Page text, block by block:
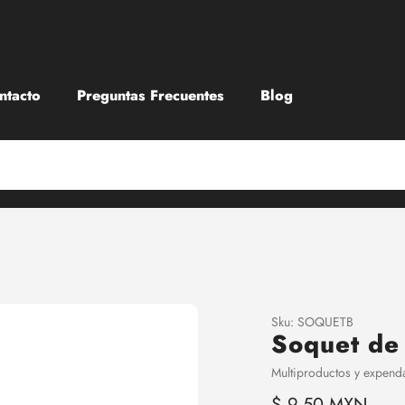
Preguntas Frecuentes Blog
Sku: SOQUETB
Soquet
Vendedora
Multiproductos y